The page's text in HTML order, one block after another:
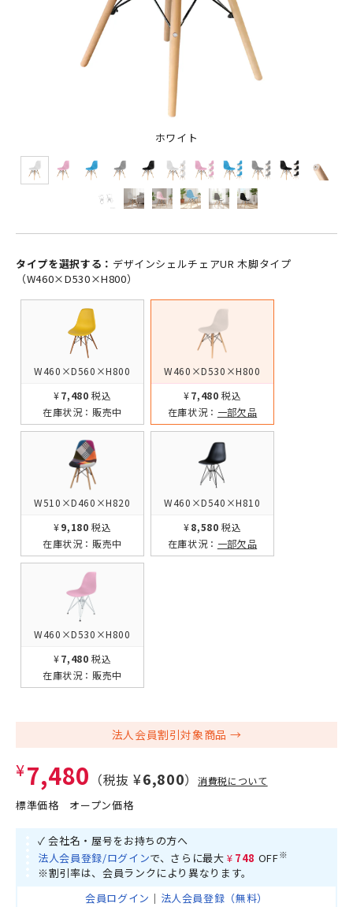
ホワイト
タイプを選択する： デザインシェルチェアUR 木脚タイプ
（W460×D530×H800）
W460×D560×H800
¥7,480 税込
在庫状況： 販売中
W460×D530×H800
¥7,480 税込
在庫状況： 一部欠品
W510×D460×H820
¥9,180 税込
在庫状況： 販売中
W460×D540×H810
¥8,580 税込
在庫状況： 一部欠品
W460×D530×H800
¥7,480 税込
在庫状況： 販売中
法人会員割引対象商品
¥7,480 （税抜 ¥6,800）消費税について
標準価格 オープン価格
✓ 会社名・屋号をお持ちの方へ
法人会員登録/ログインで、さらに最大 ¥748 OFF※
※割引率は、会員ランクにより異なります。
会員ログイン ｜ 法人会員登録（無料）